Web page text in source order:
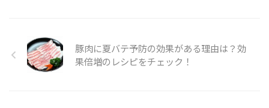
豚肉に夏バテ予防の効果がある理由は？効
果倍増のレシピをチェック！